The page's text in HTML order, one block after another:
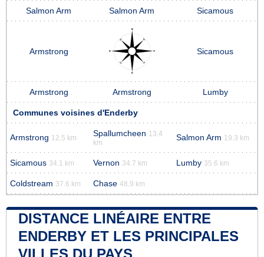
Salmon Arm Salmon Arm Sicamous
Armstrong Sicamous
Armstrong Armstrong Lumby
Communes voisines d'Enderby
Armstrong 12.5 km Spallumcheen 13.4
km
Salmon Arm 19.3 km
Sicamous 34.1 km Vernon 34.7 km Lumby 35.6 km
Coldstream 37.6 km Chase 48.9 km
DISTANCE LINÉAIRE ENTRE
ENDERBY ET LES PRINCIPALES
VILLES DU PAYS